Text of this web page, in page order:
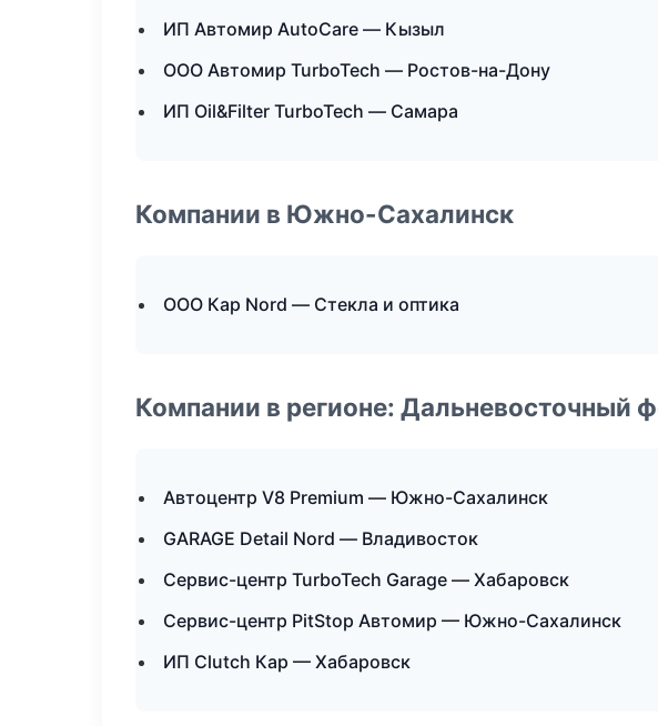
ИП Автомир AutoCare — Кызыл
ООО Автомир TurboTech — Ростов-на-Дону
ИП Oil&Filter TurboTech — Самара
Компании в Южно-Сахалинск
ООО Кар Nord — Стекла и оптика
Компании в регионе: Дальневосточный
Автоцентр V8 Premium — Южно-Сахалинск
GARAGE Detail Nord — Владивосток
Сервис-центр TurboTech Garage — Хабаровск
Сервис-центр PitStop Автомир — Южно-Сахалинск
ИП Clutch Кар — Хабаровск